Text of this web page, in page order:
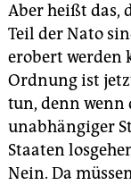
Aber heißt das,
Teil der Nato
erobert werden
Ordnung ist
tun, denn wenn
unabhängiger
Staaten
Nein. Da